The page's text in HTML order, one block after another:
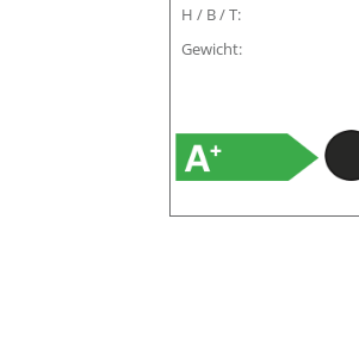
H / B / T:
Gewicht: